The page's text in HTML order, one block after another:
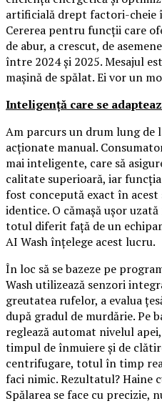
artificială drept factori-cheie
Cererea pentru funcții care
de abur, a crescut, de
între 2024 și 2025. Mesajul
mașină de spălat. Ei vor un
Inteligență care se
Am parcurs un drum lung de
acționate manual.
mai inteligente, care să
calitate superioară, iar funcția
fost concepută exact în acest
identice. O cămașă ușor
totul diferit față de un
AI Wash înțelege acest lucru.
În loc să se bazeze pe
Wash utilizează senzori
greutatea rufelor, a evalua
după gradul de murdărie. Pe
reglează automat nivelul
timpul de înmuiere și de
centrifugare, totul în timp
faci nimic. Rezultatul? Haine
Spălarea se face cu precizie,